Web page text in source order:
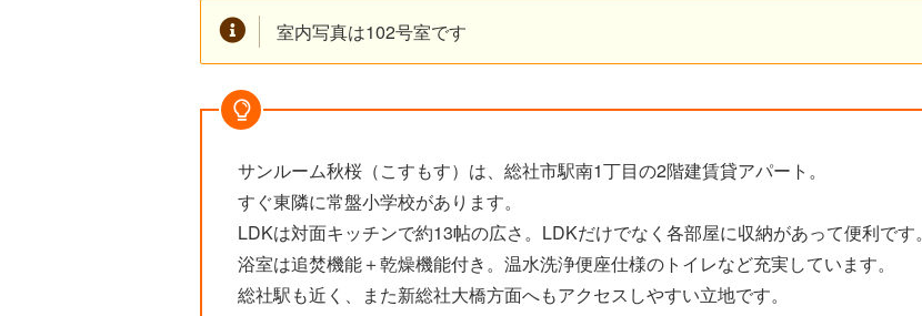
室内写真は102号室です
サンルーム秋桜（こすもす）は、総社市駅南1丁目の2階建賃貸アパート。
すぐ東隣に常盤小学校があります。
LDKは対面キッチンで約13帖の広さ。LDKだけでなく各部屋に収納があって便利です。
浴室は追焚機能＋乾燥機能付き。温水洗浄便座仕様のトイレなど充実しています。
総社駅も近く、また新総社大橋方面へもアクセスしやすい立地です。